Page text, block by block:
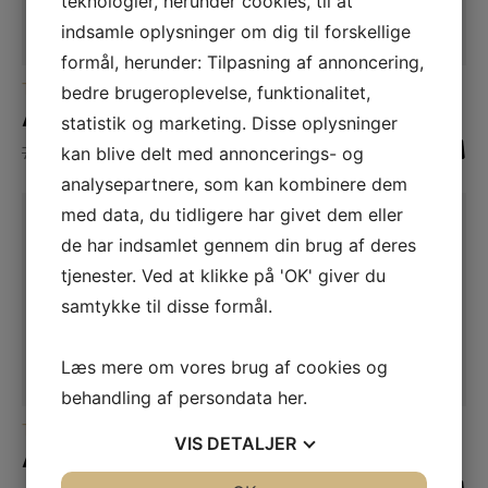
LÆS MERE
TØJ
Anina Kjole 8535-23
799,00DKK 599,00DKK
LÆS MERE
TØJ
Alisa Top 8528-46
599,00DKK 399,00
Tilbud
Tilbud
TØJ
Tilbud
Tilbud
indsamle oplysninger om dig til forskellige
formål, herunder: Tilpasning af annoncering,
bedre brugeroplevelse, funktionalitet,
statistik og marketing. Disse oplysninger
kan blive delt med annoncerings- og
analysepartnere, som kan kombinere dem
med data, du tidligere har givet dem eller
de har indsamlet gennem din brug af deres
tjenester. Ved at klikke på 'OK' giver du
samtykke til disse formål.
Læs mere om vores brug af cookies og
behandling af persondata her.
VIS DETALJER